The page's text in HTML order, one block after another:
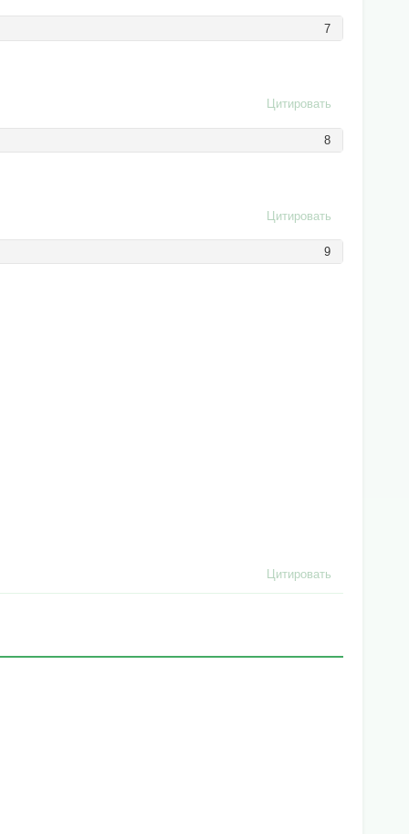
7
Цитировать
8
Цитировать
9
Цитировать